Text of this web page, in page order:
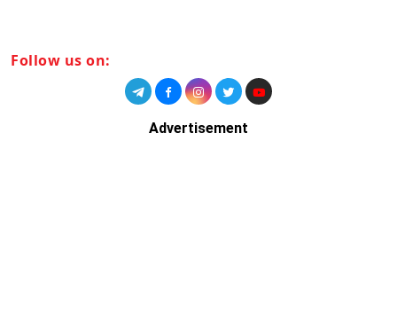
Follow us on:
Advertisement